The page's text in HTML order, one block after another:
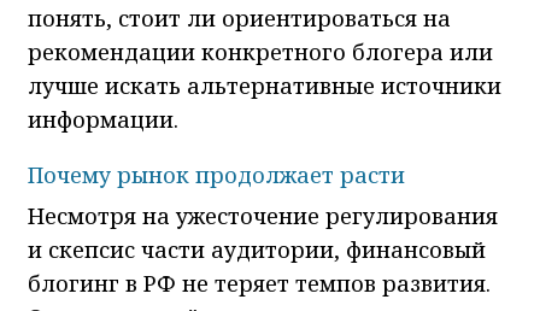
понять, стоит ли ориентироваться на
рекомендации конкретного блогера или
лучше искать альтернативные источники
информации.
Почему рынок продолжает расти
Несмотря на ужесточение регулирования
и скепсис части аудитории, финансовый
блогинг в РФ не теряет темпов развития.